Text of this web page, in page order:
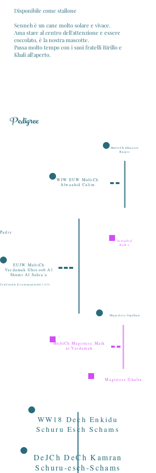
Disponibile come stallone
Senneh è un cane molto solare e vivace.
Ama stare al centro dell'attenzione e essere
coccolato, è la nostra mascotte.
Passa molto tempo con i suoi fratelli Birillo e
Khali all'aperto.
Pedigree
MultiCh Ghazoot
Baqiir
WJW EUW MultiCh
Alwaahid Calim
Padre
Alwaahid
Badi'a
EUJW MultiCh
Vardamak Ghoroob Al
Shums Al Sahra'a
Coefficiente di consanguineità 1,41%
Magistere Ispahan
MultiCh Magistere Maik
at Vardamak
Magistere Ghalia
WW18 Dech Enkidu
Schuru Esch Schams
DeJCh DeCh Kamran
Schuru-esch-Schams